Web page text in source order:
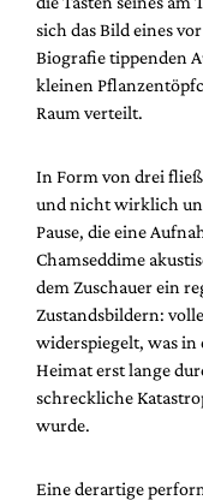
sich das Bild eines
Biografie tippenden
kleinen
Raum verteilt.
In Form von drei
und nicht wirklich
Pause, die eine
Chamseddime
dem Zuschauer ein
Zustandsbildern:
widerspiegelt, was in
Heimat erst lange
schreckliche
wurde.
Eine derartige